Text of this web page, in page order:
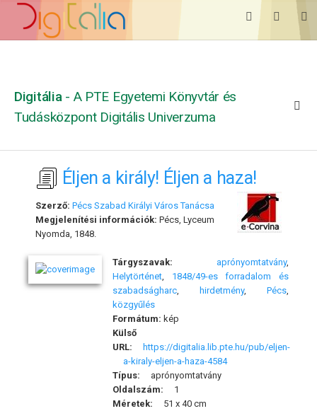
Digitália - A PTE Egyetemi Könyvtár és
Tudásközpont Digitális Univerzuma
Éljen a király! Éljen a haza!
Szerző: Pécs Szabad Királyi Város Tanácsa
Megjelenítési információk: Pécs, Lyceum
Nyomda, 1848.
Tárgyszavak: aprónyomtatvány,
Helytörténet
1848/49-es forradalom és
szabadságharc
hirdetmény, Pécs
közgyűlés
Formátum: kép
Külső
URL:
https://digitalia.lib.pte.hu/pub/eljen-
a-kiraly-eljen-a-haza-4584
Típus:
aprónyomtatvány
Oldalszám:
1
Méretek:
51 x 40 cm